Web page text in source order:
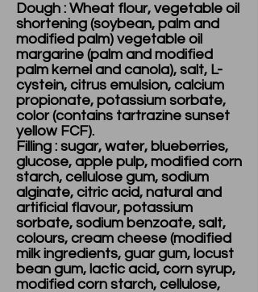
Dough : Wheat flour, vegetable oil
shortening (soybean, palm and
modified palm) vegetable oil
margarine (palm and modified
palm kernel and canola), salt, L-
cystein, citrus emulsion, calcium
propionate, potassium sorbate,
color (contains tartrazine sunset
yellow FCF).
Filling : sugar, water, blueberries,
glucose, apple pulp, modified corn
starch, cellulose gum, sodium
alginate, citric acid, natural and
artificial flavour, potassium
sorbate, sodium benzoate, salt,
colours, cream cheese (modified
milk ingredients, guar gum, locust
bean gum, lactic acid, corn syrup,
modified corn starch, cellulose,